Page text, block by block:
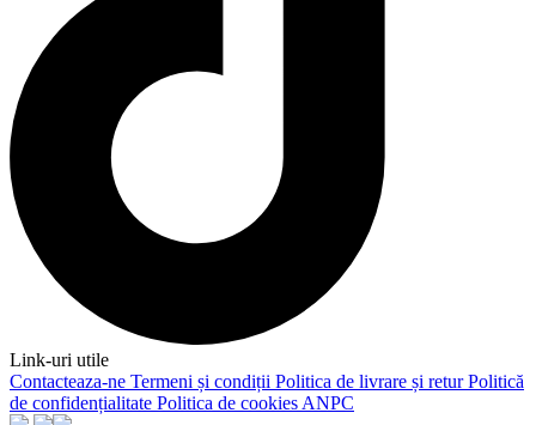
Link-uri utile
Contacteaza-ne Termeni și condiții Politica de livrare și returPolitică
de confidențialitate Politica de cookies ANPC